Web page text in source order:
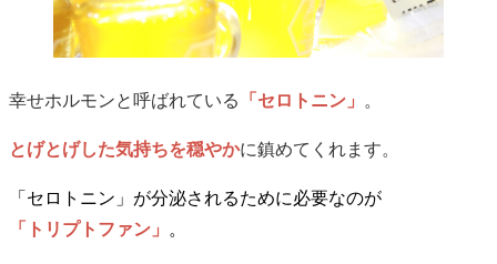
幸せホルモンと呼ばれている 「セロトニン」 。
とげとげした気持ちを穏やかに鎮めてくれます。
「セロトニン」が分泌されるために必要なのが
「トリプトファン」 。